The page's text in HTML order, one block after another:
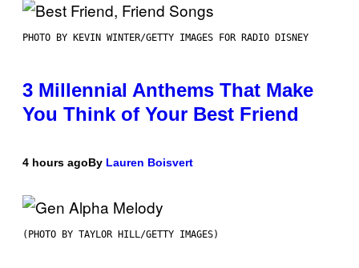
PHOTO BY KEVIN WINTER/GETTY IMAGES FOR RADIO DISNEY
3 Millennial Anthems That Make
You Think of Your Best Friend
4 hours agoBy Lauren Boisvert
(PHOTO BY TAYLOR HILL/GETTY IMAGES)